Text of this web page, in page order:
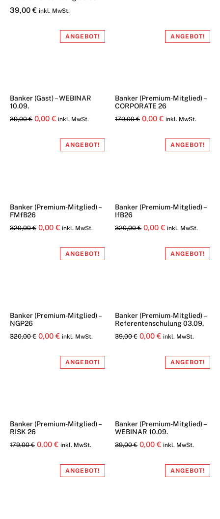
39,00 € inkl. MwSt.
ANGEBOT!
Banker (Gast) – WEBINAR
10.09.
39,00€ Ursprünglicher
0,00 €Aktueller
inkl. MwSt.
ANGEBOT!
Banker (Premium-Mitglied) –
CORPORATE 26
179,00€ Ursprünglicher
0,00 €Aktueller
ist:
inkl. MwSt.
ANGEBOT!
Banker (Premium-Mitglied) –
FMfB26
320,00€ Ursprünglicher
0,00 €Aktueller
ist:
inkl. MwSt.
ANGEBOT!
Banker (Premium-Mitglied) –
IfB26
320,00€ Ursprünglicher
0,00 €Aktueller
ist:
inkl. MwSt.
ANGEBOT!
Banker (Premium-Mitglied) –
NGP26
320,00€ Ursprünglicher
0,00 €Aktueller
ist:
inkl. MwSt.
ANGEBOT!
Banker (Premium-Mitglied) –
Referentenschulung 03.09.
39,00€ Ursprünglicher
0,00 €Aktueller
inkl. MwSt.
ANGEBOT!
Banker (Premium-Mitglied) –
RISK 26
179,00€ Ursprünglicher
0,00 €Aktueller
ist:
inkl. MwSt.
ANGEBOT!
Banker (Premium-Mitglied) –
WEBINAR 10.09.
39,00€ Ursprünglicher
0,00 €Aktueller
inkl. MwSt.
ANGEBOT! ANGEBOT!